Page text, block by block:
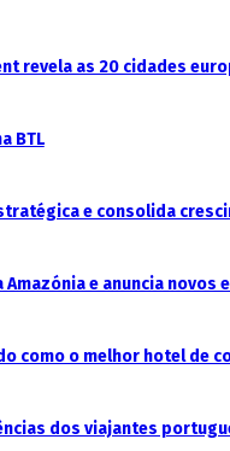
revela as 20 cidades
BTL
e consolida
Amazónia e anuncia
como o melhor hotel de
dos viajantes